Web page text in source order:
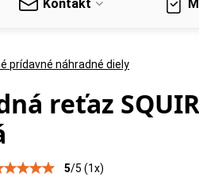
Kontakt
prídavné náhradné diely
reťaz
5/5 (1x)